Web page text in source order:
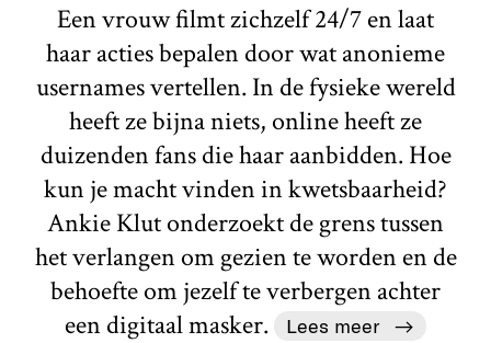
Een vrouw filmt zichzelf 24/7 en laat
haar acties bepalen door wat anonieme
usernames vertellen. In de fysieke wereld
heeft ze bijna niets, online heeft ze
duizenden fans die haar aanbidden. Hoe
kun je macht vinden in kwetsbaarheid?
Ankie Klut onderzoekt de grens tussen
het verlangen om gezien te worden en de
behoefte om jezelf te verbergen achter
een digitaal masker.
Lees meer